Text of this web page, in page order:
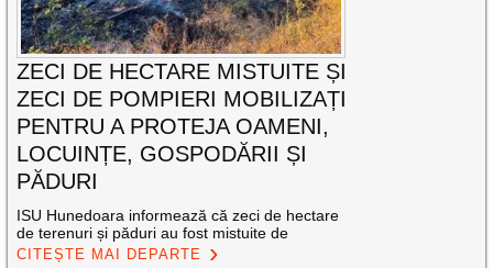
ZECI DE HECTARE MISTUITE ȘI
ZECI DE POMPIERI MOBILIZAȚI
PENTRU A PROTEJA OAMENI,
LOCUINȚE, GOSPODĂRII ȘI
PĂDURI
ISU Hunedoara informează că zeci de hectare
de terenuri și păduri au fost mistuite de
CITEȘTE MAI DEPARTE